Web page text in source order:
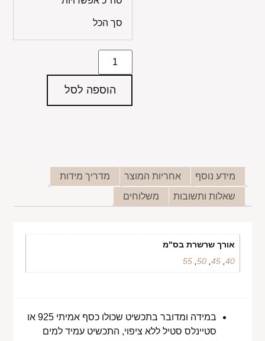
סך הכל
הוספה לסל
מידע נוסף אחריות המוצר
מדריך מידות
שאלות ותשובות
משלוחים
אורך שרשרת בס"מ
40
,
45
,
50
,
55
במידה ומדובר בתכשיט שכולו כסף אמיתי 925 או
סטיינלס סטיל ללא ציפוי, התכשיט עמיד למים